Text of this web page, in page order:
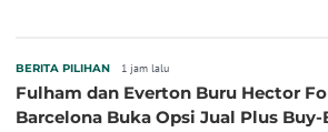
BERITA PILIHAN 1 jam lalu
Fulham dan Everton Buru Hector
Barcelona Buka Opsi Jual Plus Buy-